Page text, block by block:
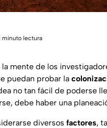
minuto lectura
mente de los
puedan probar la
no tan fácil de poderse
debe haber una
diversos factores,